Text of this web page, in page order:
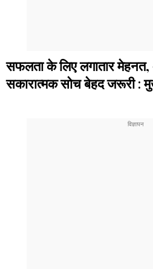
सफलता के लिए लगातार
सकारात्मक सोच बेहद जरूरी :